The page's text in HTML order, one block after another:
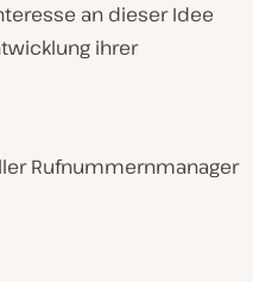
an dieser Idee
ihrer
Rufnummernmanager